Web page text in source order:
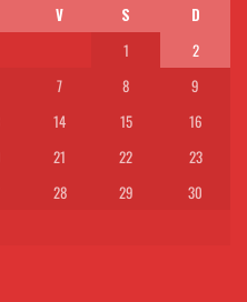
V S
D
1
2
7 8
9
14 15
16
21 22
23
28 29
30